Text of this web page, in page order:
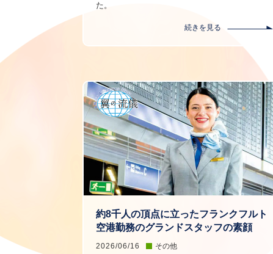
た。
続きを見る
約8千人の頂点に立ったフランクフルト
空港勤務のグランドスタッフの素顔
2026/06/16 その他